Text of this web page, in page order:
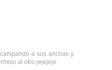
a sus anchas y
al otro jejejeje